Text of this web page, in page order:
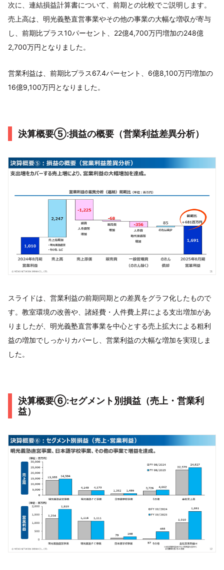
次に、連結損益計算書について、前期との比較でご説明します。
売上高は、明光義塾直営事業やその他の事業の大幅な増収が寄与
し、前期比プラス10パーセント、22億4,700万円増加の248億
2,700万円となりました。
営業利益は、前期比プラス67.4パーセント、6億8,100万円増加の
16億9,100万円となりました。
決算概要⑤:損益の概要（営業利益差異分析）
スライドは、営業利益の前期同期との差異をグラフ化したもので
す。教室環境の改善や、諸経費・人件費上昇による支出増加があ
りましたが、明光義塾直営事業を中心とする売上拡大による粗利
益の増加でしっかりカバーし、営業利益の大幅な増加を実現しま
した。
決算概要⑥:セグメント別損益（売上・営業利
益）